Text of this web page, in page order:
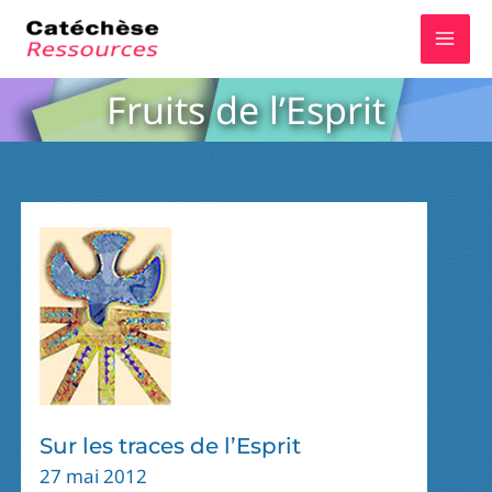
Fruits de l’Esprit
Sur les traces de l’Esprit
27 mai 2012